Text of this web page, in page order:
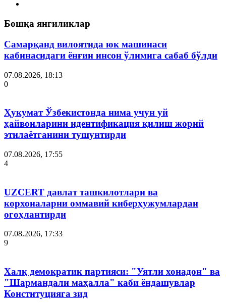
Бошқа янгиликлар
Самарқанд вилоятида юк машинаси
кабинасидаги ёнғин инсон ўлимига сабаб бўлди
07.08.2026, 18:13
0
Ҳукумат Ўзбекистонда нима учун уй
ҳайвонларини идентификация қилиш жорий
этилаётганини тушунтирди
07.08.2026, 17:55
4
UZCERT давлат ташкилотлари ва
корхоналарни оммавий киберҳужумлардан
огоҳлантирди
07.08.2026, 17:33
9
Халқ демократик партияси: "Уятли хонадон" ва
"Шармандали маҳалла" каби ёндашувлар
Конституцияга зид